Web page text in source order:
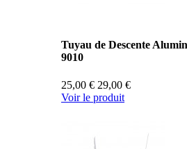
Tuyau de Descente
9010
25,00 € 29,00 €
Voir le produit